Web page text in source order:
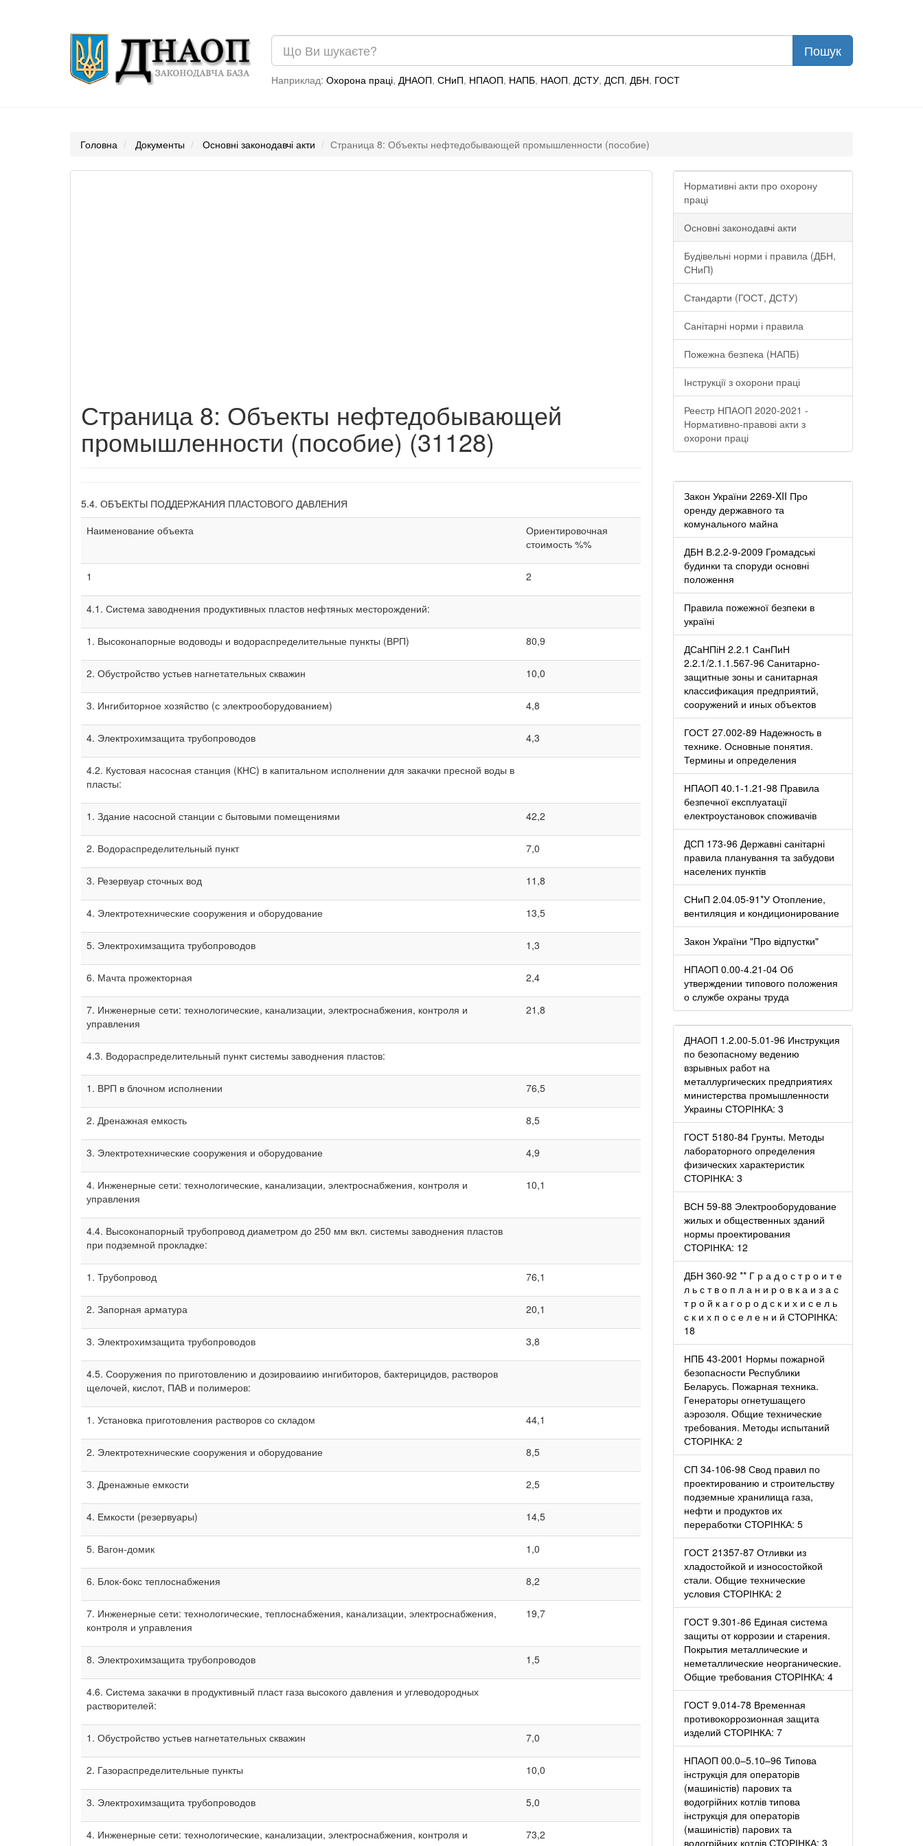
Наприклад: Охорона праці, ДНАОП, СНиП, НПАОП, НАПБ, НАОП, ДСТУ, ДСП, ДБН, ГОСТ
Головна Документы Основні законодавчі акти Страница 8: Объекты нефтедобывающей промышленности (пособие)
Страница 8: Объекты нефтедобывающей
промышленности (пособие) (31128)
5.4. ОБЪЕКТЫ ПОДДЕРЖАНИЯ ПЛАСТОВОГО ДАВЛЕНИЯ
Наименование объекта
Ориентировочная
стоимость %%
1 2
4.1. Система заводнения продуктивных пластов нефтяных месторождений:
1. Высоконапорные водоводы и водораспределительные пункты (ВРП) 80,9
2. Обустройство устьев нагнетательных скважин 10,0
3. Ингибиторное хозяйство (с электрооборудованием) 4,8
4. Электрохимзащита трубопроводов 4,3
4.2. Кустовая насосная станция (КНС) в капитальном исполнении для закачки пресной воды в
пласты:
1. Здание насосной станции с бытовыми помещениями 42,2
2. Водораспределительный пункт 7,0
3. Резервуар сточных вод 11,8
4. Электротехнические сооружения и оборудование 13,5
5. Электрохимзащита трубопроводов 1,3
6. Мачта прожекторная 2,4
7. Инженерные сети: технологические, канализации, электроснабжения, контроля и
управления
21,8
4.3. Водораспределительный пункт системы заводнения пластов:
1. ВРП в блочном исполнении 76,5
2. Дренажная емкость 8,5
3. Электротехнические сооружения и оборудование 4,9
4. Инженерные сети: технологические, канализации, электроснабжения, контроля и
управления
10,1
4.4. Высоконапорный трубопровод диаметром до 250 мм вкл. системы заводнения пластов
при подземной прокладке:
1. Трубопровод 76,1
2. Запорная арматура 20,1
3. Электрохимзащита трубопроводов 3,8
4.5. Сооружения по приготовлению и дозироваиию ингибиторов, бактерицидов, растворов
щелочей, кислот, ПАВ и полимеров:
1. Установка приготовления растворов со складом 44,1
2. Электротехнические сооружения и оборудование 8,5
3. Дренажные емкости 2,5
4. Емкости (резервуары) 14,5
5. Вагон-домик 1,0
6. Блок-бокс теплоснабжения 8,2
7. Инженерные сети: технологические, теплоснабжения, канализации, электроснабжения,
контроля и управления
19,7
8. Электрохимзащита трубопроводов 1,5
4.6. Система закачки в продуктивный пласт газа высокого давления и углеводородных
растворителей:
1. Обустройство устьев нагнетательных скважин 7,0
2. Газораспределительные пункты 10,0
3. Электрохимзащита трубопроводов 5,0
4. Инженерные сети: технологические, канализации, электроснабжения, контроля и
73,2
Нормативні акти про охорону
праці
Основні законодавчі акти
Будівельні норми і правила (ДБН,
СНиП)
Стандарти (ГОСТ, ДСТУ)
Санітарні норми і правила
Пожежна безпека (НАПБ)
Інструкції з охорони праці
Реестр НПАОП 2020-2021 -
Нормативно-правові акти з
охорони праці
Закон України 2269-XII Про
оренду державного та
комунального майна
ДБН В.2.2-9-2009 Громадські
будинки та споруди основні
положення
Правила пожежної безпеки в
україні
ДСаНПіН 2.2.1 СанПиН
2.2.1/2.1.1.567-96 Санитарно-
защитные зоны и санитарная
классификация предприятий,
сооружений и иных объектов
ГОСТ 27.002-89 Надежность в
технике. Основные понятия.
Термины и определения
НПАОП 40.1-1.21-98 Правила
безпечної експлуатації
електроустановок споживачів
ДСП 173-96 Державні санітарні
правила планування та забудови
населених пунктів
СНиП 2.04.05-91*У Отопление,
вентиляция и кондиционирование
Закон України "Про відпустки"
НПАОП 0.00-4.21-04 Об
утверждении типового положения
о службе охраны труда
ДНАОП 1.2.00-5.01-96 Инструкция
по безопасному ведению
взрывных работ на
металлургических предприятиях
министерства промышленности
Украины СТОРІНКА: 3
ГОСТ 5180-84 Грунты. Методы
лабораторного определения
физических характеристик
СТОРІНКА: 3
ВСН 59-88 Электрооборудование
жилых и общественных зданий
нормы проектирования
СТОРІНКА: 12
ДБН 360-92 ** Г р а д о с т р о и т е
л ь с т в о п л а н и р о в к а и з а с
т р о й к а г о р о д с к и х и с е л ь
с к и х п о с е л е н и й СТОРІНКА:
18
НПБ 43-2001 Нормы пожарной
безопасности Республики
Беларусь. Пожарная техника.
Генераторы огнетушащего
аэрозоля. Общие технические
требования. Методы испытаний
СТОРІНКА: 2
СП 34-106-98 Свод правил по
проектированию и строительству
подземные хранилища газа,
нефти и продуктов их
переработки СТОРІНКА: 5
ГОСТ 21357-87 Отливки из
хладостойкой и износостойкой
стали. Общие технические
условия СТОРІНКА: 2
ГОСТ 9.301-86 Единая система
защиты от коррозии и старения.
Покрытия металлические и
неметаллические неорганические.
Общие требования СТОРІНКА: 4
ГОСТ 9.014-78 Временная
противокоррозионная защита
изделий СТОРІНКА: 7
НПАОП 00.0–5.10–96 Типова
інструкція для операторів
(машиністів) парових та
водогрійних котлів типова
інструкція для операторів
(машиністів) парових та
водогрійних котлів СТОРІНКА: 3